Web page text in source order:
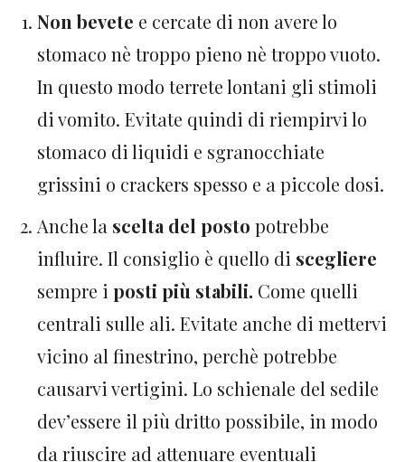
Non bevete e cercate di non avere lo
stomaco nè troppo pieno nè troppo vuoto.
In questo modo terrete lontani gli stimoli
di vomito. Evitate quindi di riempirvi lo
stomaco di liquidi e sgranocchiate
grissini o crackers spesso e a piccole dosi.
Anche la scelta del posto potrebbe
influire. Il consiglio è quello di scegliere
sempre i posti più stabili. Come quelli
centrali sulle ali. Evitate anche di mettervi
vicino al finestrino, perchè potrebbe
causarvi vertigini. Lo schienale del sedile
dev’essere il più dritto possibile, in modo
da riuscire ad attenuare eventuali